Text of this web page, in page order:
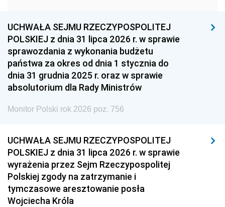
1939 1938 1937
1936 1930
UCHWAŁA SEJMU RZECZYPOSPOLITEJ
POLSKIEJ z dnia 31 lipca 2026 r. w sprawie
sprawozdania z wykonania budżetu
państwa za okres od dnia 1 stycznia do
dnia 31 grudnia 2025 r. oraz w sprawie
absolutorium dla Rady Ministrów
Monitor Polski rok 2026 poz. 756
UCHWAŁA SEJMU RZECZYPOSPOLITEJ
POLSKIEJ z dnia 31 lipca 2026 r. w sprawie
wyrażenia przez Sejm Rzeczypospolitej
Polskiej zgody na zatrzymanie i
tymczasowe aresztowanie posła
Wojciecha Króla